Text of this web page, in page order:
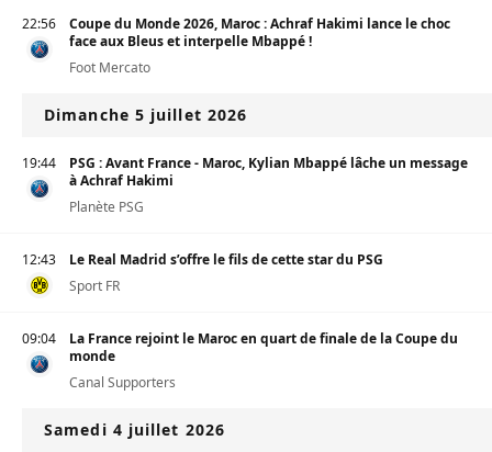
22:56
Coupe du Monde 2026, Maroc : Achraf Hakimi lance le choc
face aux Bleus et interpelle Mbappé !
Foot Mercato
Dimanche 5 juillet 2026
19:44
PSG : Avant France - Maroc, Kylian Mbappé lâche un message
à Achraf Hakimi
Planète PSG
12:43
Le Real Madrid s’offre le fils de cette star du PSG
Sport FR
09:04
La France rejoint le Maroc en quart de finale de la Coupe du
monde
Canal Supporters
Samedi 4 juillet 2026